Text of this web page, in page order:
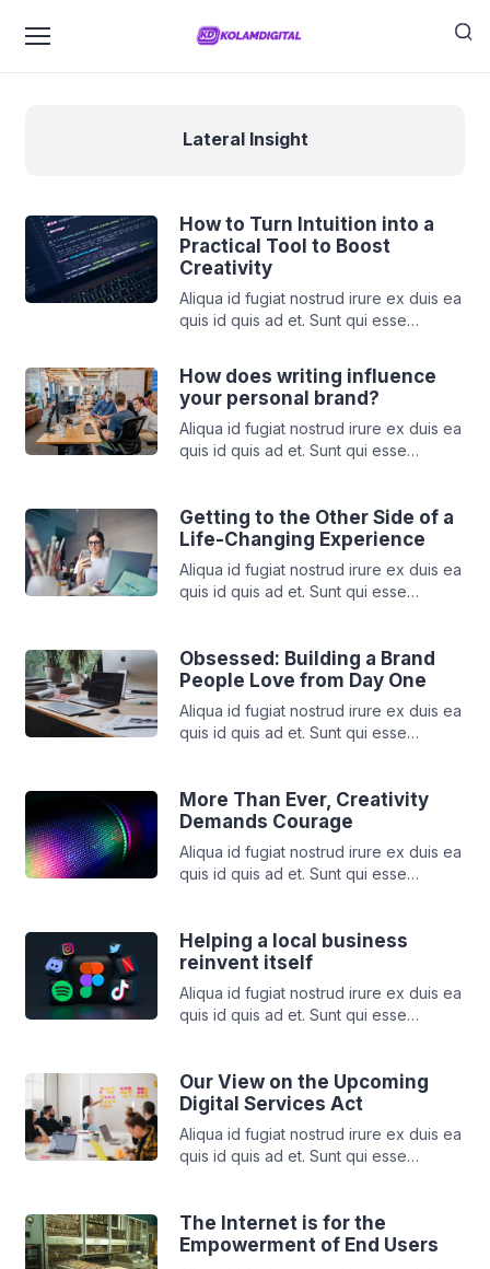
Lateral Insight
How to Turn Intuition into a
Practical Tool to Boost
Creativity
Aliqua id fugiat nostrud irure ex duis ea
quis id quis ad et. Sunt qui esse
cillum minim tempor enim. Elit aute irure
tempor cupidatat incididunt sint
deserunt ut voluptate aute id deserunt
nisi. Aliqua id fugiat nostrud irure ex
duis ea quis id quis ad et. Sunt qui esse
How does writing influence
your personal brand?
Aliqua id fugiat nostrud irure ex duis ea
quis id quis ad et. Sunt qui esse
tempor cupidatat incididunt sint
deserunt ut voluptate aute id deserunt
nisi. Aliqua id fugiat nostrud irure ex
duis ea quis id quis ad et. Sunt qui esse
[…]
Getting to the Other Side of a
Life-Changing Experience
Aliqua id fugiat nostrud irure ex duis ea
quis id quis ad et. Sunt qui esse
tempor cupidatat incididunt sint
deserunt ut voluptate aute id deserunt
nisi. Aliqua id fugiat nostrud irure ex
duis ea quis id quis ad et. Sunt qui esse
[…]
Obsessed: Building a Brand
People Love from Day One
Aliqua id fugiat nostrud irure ex duis ea
quis id quis ad et. Sunt qui esse
tempor cupidatat incididunt sint
deserunt ut voluptate aute id deserunt
nisi. Aliqua id fugiat nostrud irure ex
duis ea quis id quis ad et. Sunt qui esse
[…]
More Than Ever, Creativity
Demands Courage
Aliqua id fugiat nostrud irure ex duis ea
quis id quis ad et. Sunt qui esse
tempor cupidatat incididunt sint
deserunt ut voluptate aute id deserunt
nisi. Aliqua id fugiat nostrud irure ex
duis ea quis id quis ad et. Sunt qui esse
[…]
Helping a local business
reinvent itself
Aliqua id fugiat nostrud irure ex duis ea
quis id quis ad et. Sunt qui esse
tempor cupidatat incididunt sint
deserunt ut voluptate aute id deserunt
nisi. Aliqua id fugiat nostrud irure ex
duis ea quis id quis ad et. Sunt qui esse
[…]
Our View on the Upcoming
Digital Services Act
Aliqua id fugiat nostrud irure ex duis ea
quis id quis ad et. Sunt qui esse
tempor cupidatat incididunt sint
deserunt ut voluptate aute id deserunt
nisi. Aliqua id fugiat nostrud irure ex
The Internet is for the
Empowerment of End Users